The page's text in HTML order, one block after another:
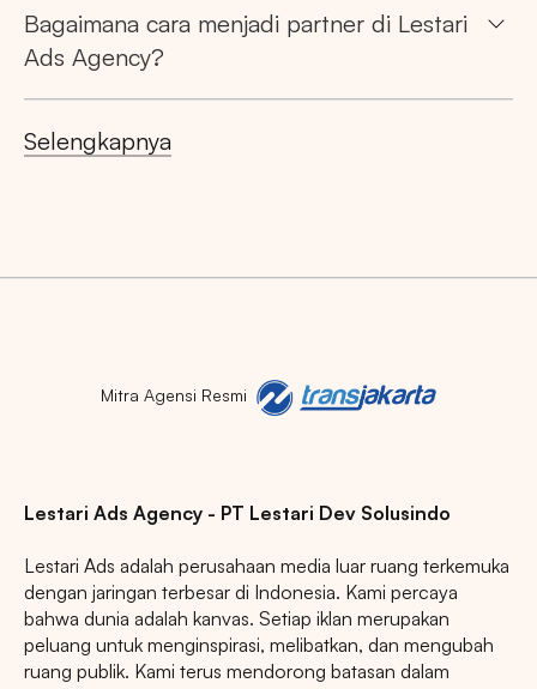
Pencarian
DKI JAKARTA BALI SUMATERA UTARA
JAWA TENGAH RIAU JAWA BARAT
Bagaimana cara menjadi partner di Lestari
Ads Agency?
Selengkapnya
Mitra Agensi Resmi
Lestari Ads Agency - PT Lestari Dev Solusindo
Lestari Ads adalah perusahaan media luar ruang terkemuka
dengan jaringan terbesar di Indonesia. Kami percaya
bahwa dunia adalah kanvas. Setiap iklan merupakan
peluang untuk menginspirasi, melibatkan, dan mengubah
ruang publik. Kami terus mendorong batasan dalam